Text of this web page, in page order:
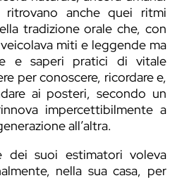
anche quei ritmi
tradizione orale che, con
miti e leggende ma
e saperi pratici di vitale
per conoscere, ricordare e,
ai posteri, secondo un
impercettibilmente a
all’altra.
dei suoi estimatori voleva
nella sua casa, per